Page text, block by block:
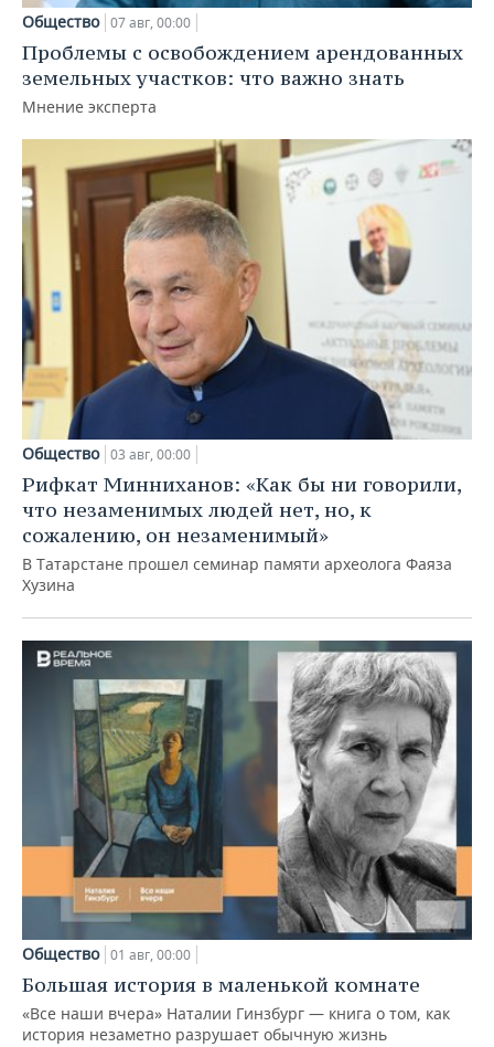
Общество 07 авг, 00:00
Проблемы с освобождением арендованных
земельных участков: что важно знать
Мнение эксперта
Общество 03 авг, 00:00
Рифкат Минниханов: «Как бы ни говорили,
что незаменимых людей нет, но, к
сожалению, он незаменимый»
В Татарстане прошел семинар памяти археолога Фаяза
Хузина
Общество 01 авг, 00:00
Большая история в маленькой комнате
«Все наши вчера» Наталии Гинзбург — книга о том, как
история незаметно разрушает обычную жизнь